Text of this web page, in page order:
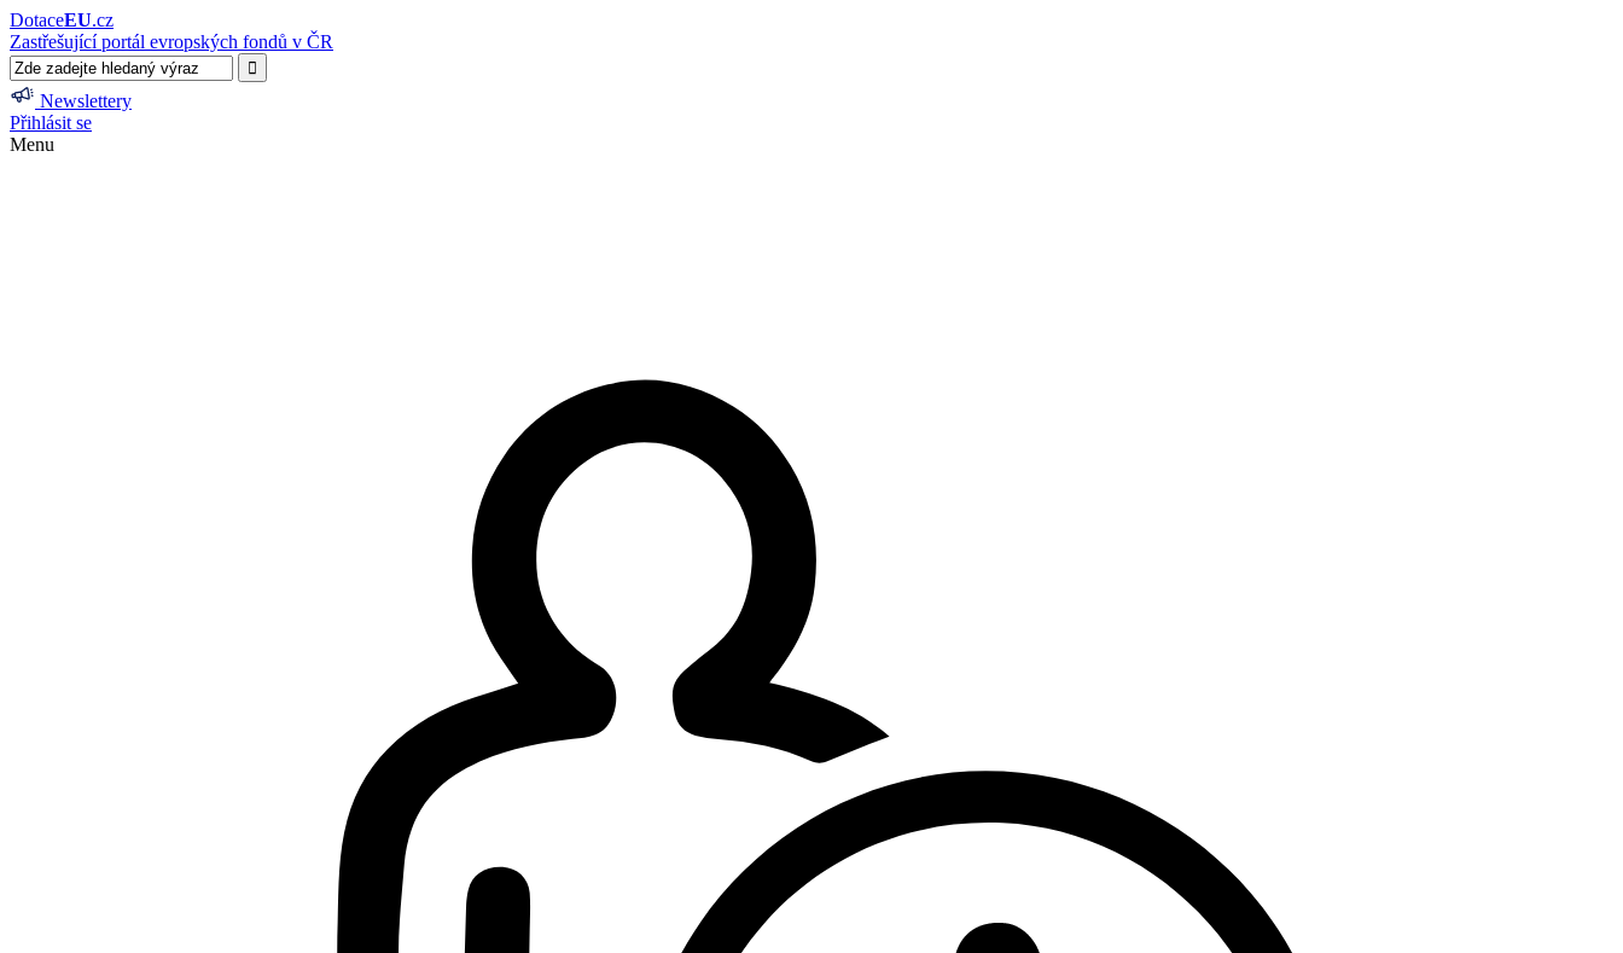
DotaceEU.cz
Zastřešující portál evropských fondů v ČR
Newslettery
Přihlásit se
Menu